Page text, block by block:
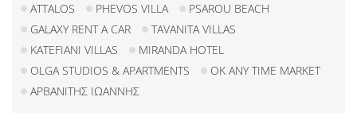
ATTALOS PHEVOS VILLA
PSAROU BEACH
GALAXY RENT A CAR
TAVANITA VILLAS
KATEFIANI VILLAS
MIRANDA HOTEL
OLGA STUDIOS & APARTMENTS
ΟΚ ANY TIME MARKET
ΑΡΒΑΝΙΤΗΣ ΙΩΑΝΝΗΣ